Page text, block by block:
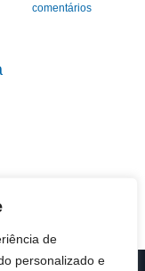
de
personalizado e
comentários